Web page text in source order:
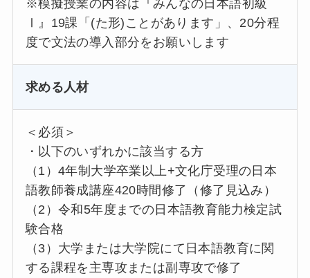
※模擬授業の内容は『みんなの日本語初級
Ⅰ』19課「(た形)ことがあります」、20分程
度で文法の導入部分をお願いします
求める人材
＜必須＞
・以下のいずれかに該当する方
（1）4年制大学卒業以上+文化庁受理の日本
語教師養成講座420時間修了（修了見込み）
（2）令和5年度までの日本語教育能力検定試
験合格
（3）大学または大学院にて日本語教育に関
する課程を主専攻または副専攻で修了